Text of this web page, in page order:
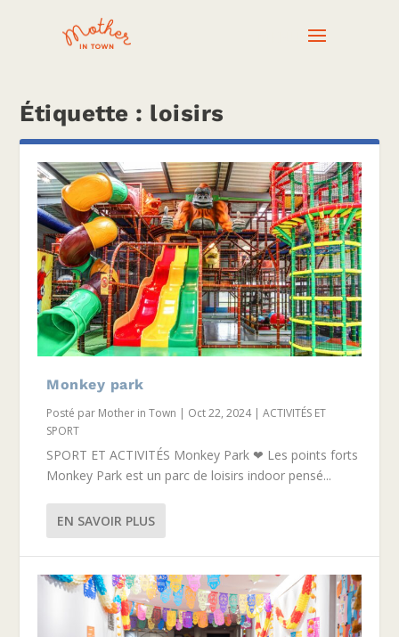
Étiquette : loisirs
Monkey park
Posté par Mother in Town | Oct 22, 2024|ACTIVITÉS ET
SPORT
SPORT ET ACTIVITÉS Monkey Park ❤ Les points forts
Monkey Park est un parc de loisirs indoor pensé...
EN SAVOIR PLUS